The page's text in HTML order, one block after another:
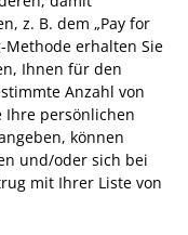
z. B. dem „Pay for
Methode erhalten Sie
Ihnen für den
Anzahl von
Ihre persönlichen
können
und/oder sich bei
mit Ihrer Liste von